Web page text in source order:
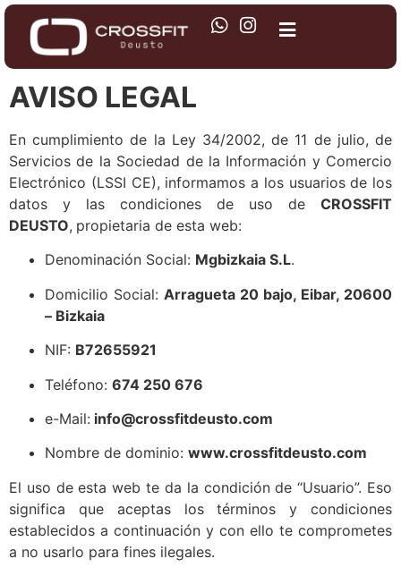
AVISO LEGAL
En cumplimiento de la Ley 34/2002, de 11 de julio, de
Servicios de la Sociedad de la Información y Comercio
Electrónico (LSSI CE), informamos a los usuarios de los
datos y las condiciones de uso de CROSSFIT
DEUSTO, propietaria de esta web:
Denominación Social: Mgbizkaia S.L.
Domicilio Social: Arragueta 20 bajo, Eibar, 20600
– Bizkaia
NIF: B72655921
Teléfono: 674 250 676
e-Mail: info@crossfitdeusto.com
Nombre de dominio: www.crossfitdeusto.com
El uso de esta web te da la condición de “Usuario”. Eso
significa que aceptas los términos y condiciones
establecidos a continuación y con ello te comprometes
a no usarlo para fines ilegales.